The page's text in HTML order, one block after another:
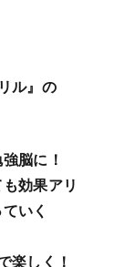
ル』の
脳に！
効果アリ
いく
楽しく！